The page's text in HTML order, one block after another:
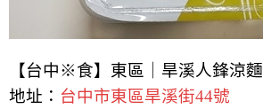
【台中※食】東區｜旱溪人鋒涼麵
地址： 台中市東區旱溪街44號